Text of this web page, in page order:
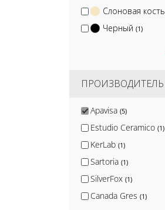
Слоновая кость
Черный (1)
ПРОИЗВОДИТЕЛЬ
Apavisa (5)
Estudio Ceramico (1)
KerLab (1)
Sartoria (1)
SilverFox (1)
Canada Gres (1)